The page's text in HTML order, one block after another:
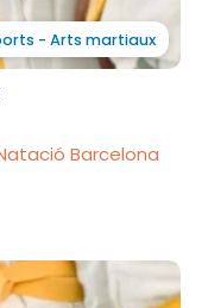
- Arts martiaux
Barcelona